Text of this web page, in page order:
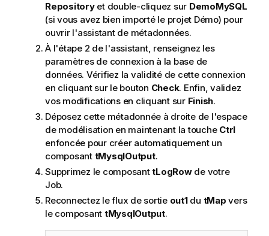
Repositoryet double-cliquez sur DemoMySQL
(si vous avez bien importé le projet Démo) pour
ouvrir l'assistant de métadonnées.
À l'étape 2 de l'assistant, renseignez les
paramètres de connexion à la base de
données. Vérifiez la validité de cette connexion
en cliquant sur le bouton Check. Enfin, validez
vos modifications en cliquant sur Finish.
Déposez cette métadonnée à droite de l'espace
de modélisation en maintenant la touche Ctrl
enfoncée pour créer automatiquement un
composant tMysqlOutput.
Supprimez le composanttLogRowde votre
Job.
Reconnectez le flux de sortie out1du tMap vers
le composant tMysqlOutput.